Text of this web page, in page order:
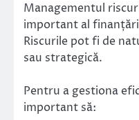
Managementul
important al
Riscurile pot fi de
sau strategică.
Pentru a gestiona
important să: